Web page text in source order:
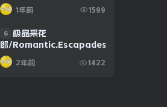
1年前 1599
6
极品采花
郎/Romantic.Escapades.v1.2.1
2年前 1422